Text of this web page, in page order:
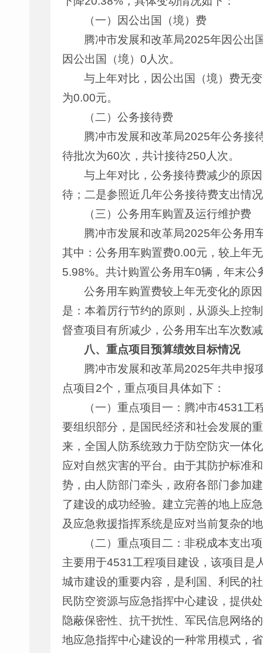
（一）因公出国（境）费
腾冲市发展和改革局2025年因公出
因公出国（境）0人次。
与上年对比，因公出国（境）费无
为0.00元。
（二）公务接待费
腾冲市发展和改革局2025年公务接
待批次为60次，共计接待250人次。
与上年对比，公务接待费减少的原
待；二是参照近几年公务接待费支出情
（三）公务用车购置及运行维护费
腾冲市发展和改革局2025年公务用
其中：公务用车购置费0.00元，较上年
5.98%。共计购置公务用车0辆，年末公
公务用车购置费较上年无变化的原
是：本着厉行节约的原则，从源头上控
督查项目有所减少，公务用车出车次数
八、重点项目预算绩效目标情况
腾冲市发展和改革局2025年共申报
点项目2个，重点项目具体如下：
（一）重点项目一：腾冲市4531
要组织部分，是国民经济和社会发展的
来，全国人防系统致力于防空防灾一体
应对自然灾害的平台。由于其防护标准
势，由人防部门牵头，政府各部门参加
了建设的成功经验。建立完善的地上应
及应急救援指挥系统是应对当前复杂的
（二）重点项目二：非税成本支出
主要用于4531工程项目建设，该项目是
城市建设的重要内容，是利国、利民的
民防空资源与应急指挥中心建设，提供
隐蔽保密性、抗干扰性、军民信息网络
地应急指挥中心建设的一种常用模式，